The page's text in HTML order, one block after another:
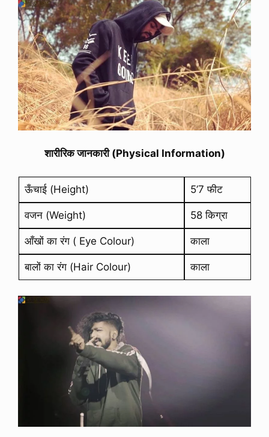
शारीरिक जानकारी (Physical Information)
ऊँचाई (Height) 5’7 फीट
वजन (Weight) 58 किग्रा
आँखों का रंग ( Eye Colour) काला
बालों का रंग (Hair Colour) काला